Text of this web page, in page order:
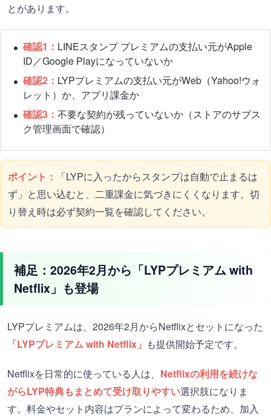
とがあります。
確認1： LINEスタンプ プレミアムの支払い元がApple
ID／Google Playになっていないか
確認2： LYPプレミアムの支払い元がWeb（Yahoo!ウォ
レット）か、アプリ課金か
確認3： 不要な契約が残っていないか（ストアのサブス
ク管理画面で確認）
ポイント：
「LYPに入ったからスタンプは自動で止まるは
ず」と思い込むと、二重課金に気づきにくくなります。切
り替え時は必ず契約一覧を確認してください。
補足：2026年2月から「LYPプレミアム with
Netflix」も登場
LYPプレミアムは、2026年2月からNetflixとセットになった
「LYPプレミアム with Netflix」 も提供開始予定です。
Netflixを日常的に使っている人は、 Netflixの利用を続けな
がらLYP特典もまとめて受け取りやすい選択肢になりま
す。料金やセット内容はプランによって変わるため、加入